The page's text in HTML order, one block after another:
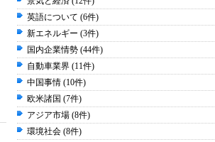
英語について (6件)
新エネルギー (3件)
国内企業情勢 (44件)
自動車業界 (11件)
中国事情 (10件)
欧米諸国 (7件)
アジア市場 (8件)
環境社会 (8件)